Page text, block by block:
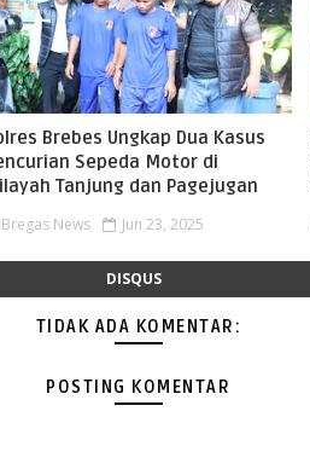
Brebes Ungkap Dua Kasus
Sepeda Motor di
Tanjung dan Pagejugan
Bregas News Jun 23, 2025
DISQUS
TIDAK ADA KOMENTAR:
POSTING KOMENTAR